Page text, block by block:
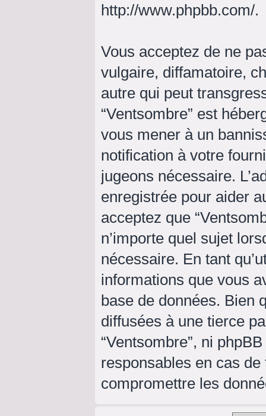
http://www.phpbb.com/.
Vous acceptez de ne
vulgaire, diffamatoire,
autre qui peut
“Ventsombre” est
vous mener à un
notification à votre
jugeons nécessaire.
enregistrée pour aider
acceptez que
n’importe quel sujet
nécessaire. En tant
informations que vous
base de données. Bien
diffusées à une tierce
“Ventsombre”, ni
responsables en cas
compromettre les